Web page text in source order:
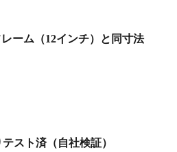
ム（12インチ）と同寸法
スト済（自社検証）